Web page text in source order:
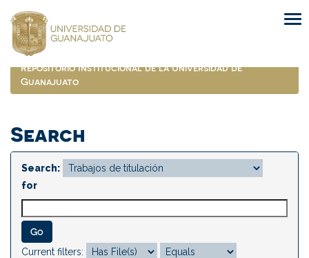
navigation
Repositorio Institucional de la Universidad de
Guanajuato
Search
Search:
for
Current filters: